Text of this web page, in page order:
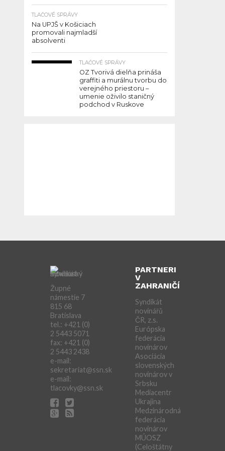
TLAČOVÉ SPRÁVY
Na UPJŠ v Košiciach
promovali najmladší
absolventi
TLAČOVÉ SPRÁVY
OZ Tvorivá dielňa prináša
graffiti a murálnu tvorbu do
verejného priestoru –
umenie oživilo staničný
podchod v Ruskove
Župné
námestie 7
815 68
Bratislava
tel.: +421 (0)
2 5443 5071
fax: +421 (0)
2 5443 2438
e-mail:
sekretariat@ssn.sk
e-mail:
tlacovky@ssn.sk
PARTNERI
V
ZAHRANIČÍ
Syndikát
novinářů
ČR, z.s.
Európska
federácia
novinárov
Asociácia
slovenských
novinárov v
Srbsku
Mediacentr
Ukrajina
Medzinárodná
federácia
novinárov
MÚOSZ
(Celoštátny